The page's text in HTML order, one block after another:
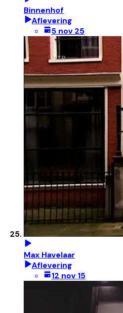
Binnenhof
Aflevering
5 nov 25
Max Havelaar
Aflevering
12 nov 15